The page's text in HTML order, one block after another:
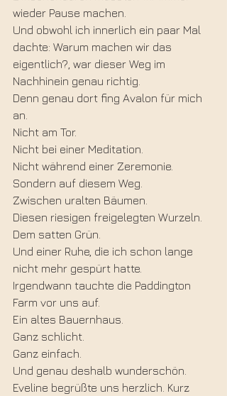
wieder Pause machen.
Und obwohl ich innerlich ein paar Mal
dachte: Warum machen wir das
eigentlich?, war dieser Weg im
Nachhinein genau richtig.
Denn genau dort fing Avalon für mich
an.
Nicht am Tor.
Nicht bei einer Meditation.
Nicht während einer Zeremonie.
Sondern auf diesem Weg.
Zwischen uralten Bäumen.
Diesen riesigen freigelegten Wurzeln.
Dem satten Grün.
Und einer Ruhe, die ich schon lange
nicht mehr gespürt hatte.
Irgendwann tauchte die Paddington
Farm vor uns auf.
Ein altes Bauernhaus.
Ganz schlicht.
Ganz einfach.
Und genau deshalb wunderschön.
Eveline begrüßte uns herzlich. Kurz